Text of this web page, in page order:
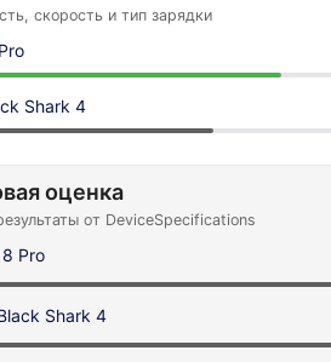
скорость и тип зарядки
Shark 4
оценка
от DeviceSpecifications
8 Pro
Shark 4